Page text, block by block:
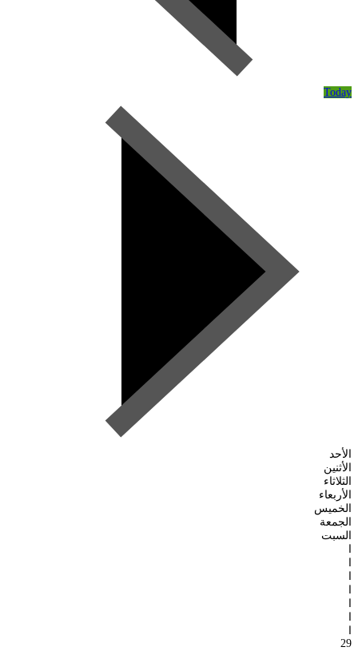
Today
الأحد
الأثنين
الثلاثاء
الأربعاء
الخميس
الجمعة
السبت
ا
ا
ا
ا
ا
ا
ا
29